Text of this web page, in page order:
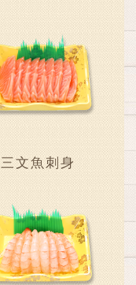
三文魚刺身